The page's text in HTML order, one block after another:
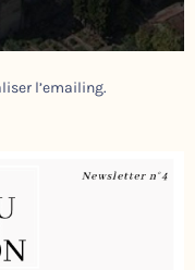
l’emailing.